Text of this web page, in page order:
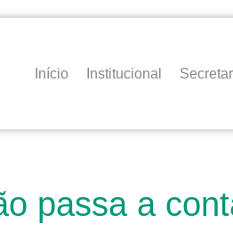
Início Institucional
passa a